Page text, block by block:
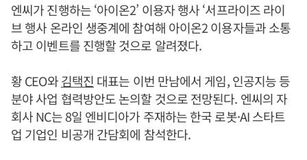
엔씨가 진행하는 ‘아이온2’ 이용자 행사 ‘서프라이즈 라이
브 행사 온라인 생중계에 참여해 아이온2 이용자들과 소통
하고 이벤트를 진행할 것으로 알려졌다.
황 CEO와김택진 대표는 이번 만남에서 게임, 인공지능 등
분야 사업 협력방안도 논의할 것으로 전망된다. 엔씨의 자
회사 NC는 8일 엔비디아가 주재하는 한국 로봇·AI 스타트
업 기업인 비공개 간담회에 참석한다.